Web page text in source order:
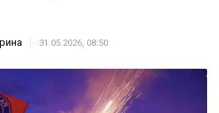
31.05.2026, 08:50